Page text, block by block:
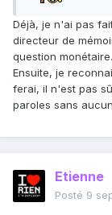
Déjà, je n'ai pas
directeur de
question monétaire.
Ensuite, je
ferai, il n'est pas
paroles sans
Etienne
Posté 9